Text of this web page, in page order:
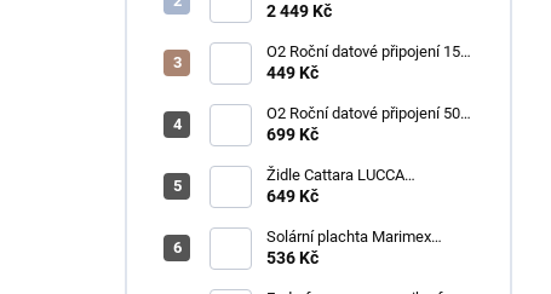
TB
2 449 Kč
O2 Roční datové připojení 15
GB
449 Kč
O2 Roční datové připojení 50
GB
699 Kč
Židle Cattara LUCCA
kempingová skládací modrá
649 Kč
Solární plachta Marimex
průměr 3,6 m černá
536 Kč